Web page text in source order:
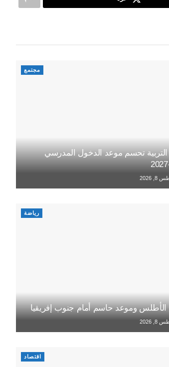
مجتمع
التربية تحسم موعد الدخول المدرسي
2026
رياضة
الأطلس وموعد حاسم أمام جنوب إفريقيا
2026
اقتصاد